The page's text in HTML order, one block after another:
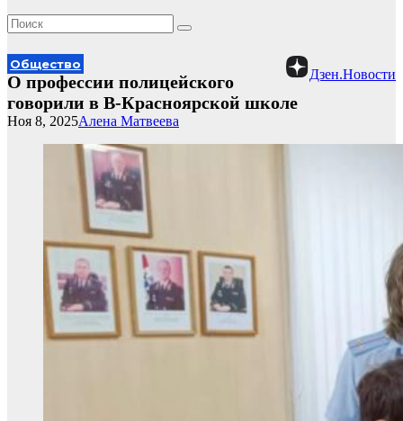
Дзен.Новости
Общество
О профессии полицейского
говорили в В-Красноярской школе
Алена Матвеева
Ноя 8, 2025